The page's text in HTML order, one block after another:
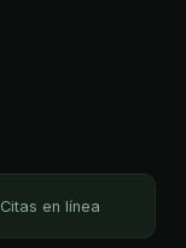
Citas en línea